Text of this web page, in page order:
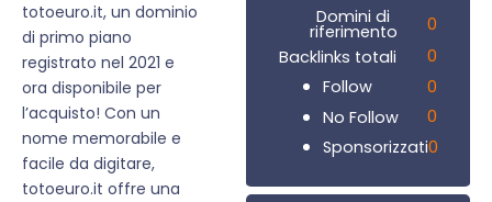
totoeuro.it, un dominio
di primo piano
registrato nel 2021 e
ora disponibile per
l’acquisto! Con un
nome memorabile e
facile da digitare,
totoeuro.it offre una
Domini di
riferimento
0
Backlinks totali
0
Follow
0
No Follow
0
Sponsorizzati0